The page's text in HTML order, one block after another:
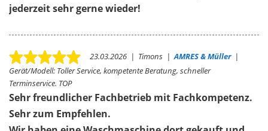
jederzeit sehr gerne wieder!
23.03.2026 | Timons |AMRES & Müller|
Gerät/Modell: Toller Service, kompetente Beratung, schneller
Terminservice. TOP
Sehr freundlicher Fachbetrieb mit Fachkompetenz.
Sehr zum Empfehlen.